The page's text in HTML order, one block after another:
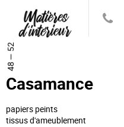
48 — 52
Casamance
papiers peints
tissus d'ameublement